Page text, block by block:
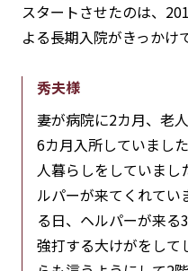
スタートさせたのは、
よる長期入院がきっかけ
秀夫様
妻が病院に2カ月、老
6カ月入所していまし
人暮らしをしていまし
ルパーが来てくれてい
る日、ヘルパーが来る
強打する大けがをして